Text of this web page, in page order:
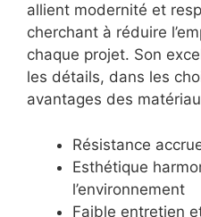
allient modernité et
cherchant à réduire
chaque projet. Son
les détails, dans les
avantages des
Résistance
Esthétique
l’environnement
Faible entretien